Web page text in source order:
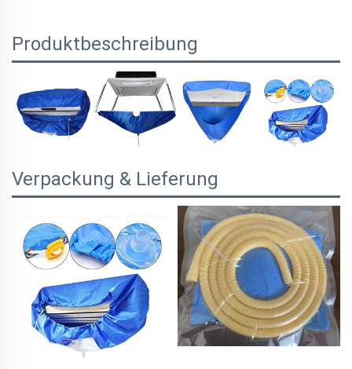
Produktbeschreibung
Verpackung & Lieferung